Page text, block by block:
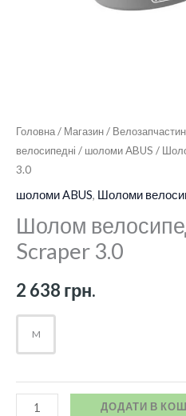
Головна/ Магазин/
велосипедні / шоломи ABUS /
3.0
шоломи ABUS, Шоломи
Шолом
Scraper 3.0
2 638 грн.
M
ДОДАТИ В